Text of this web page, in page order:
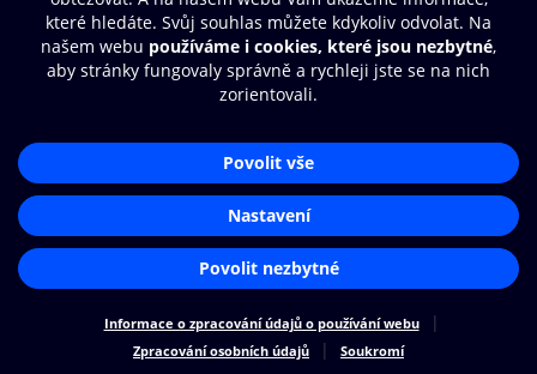
Nákupní řád
Přístupnost
Cookies
Nastavení cookies
Aplikace O2 Knihovna
Čti a poslouchej své e-knihy a
audioknihy rychleji a pohodlněji.